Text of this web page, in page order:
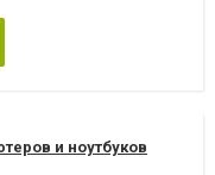
и ноутбуков